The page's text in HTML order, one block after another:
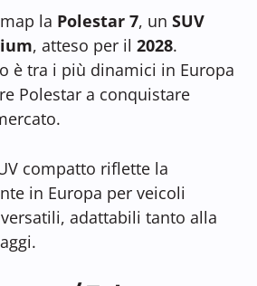
la Polestar 7, un SUV
, atteso per il 2028.
è tra i più dinamici in Europa
Polestar a conquistare
compatto riflette la
in Europa per veicoli
adattabili tanto alla